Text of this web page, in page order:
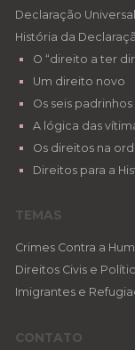
Declaração
História da
O “direito a ter
Um direito novo
Os seis padrinhos
A lógica das
Os direitos na
Direitos para a
TEMAS
Crimes Contra a
Direitos Civis e
Imigrantes e
CONTATO